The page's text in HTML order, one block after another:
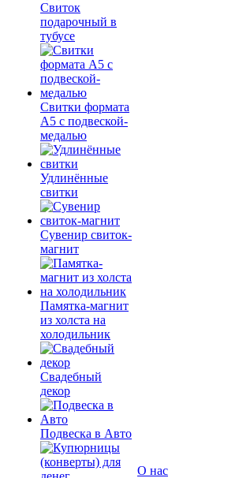
Свиток
подарочный в
тубусе
Свитки формата
А5 с подвеской-
медалью
Удлинённые
свитки
Сувенир свиток-
магнит
Памятка-магнит
из холста на
холодильник
Свадебный
декор
Подвеска в Авто
О нас